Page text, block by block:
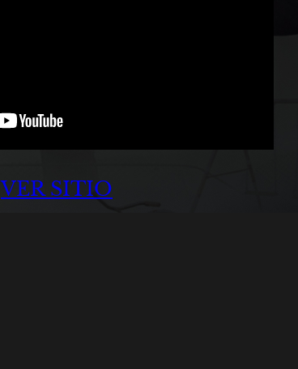
VER SITIO